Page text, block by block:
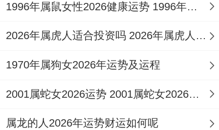
情。
当感情中出现矛盾时此七杀能量也提示需注
意外界压力或长辈意见对关系的干预，想令
手链，以其柔与气场增进沟通魅力，化解七
1996年属鼠女性2026健康运势 1996年属鼠女的克星
2026年属虎人适合投资吗 2026年属虎人适合投资买网约车吗
1970年属狗女2026年运势及运程
2001属蛇女2026运势 2001属蛇女2026年的运势及运程
属龙的人2026年运势财运如何呢